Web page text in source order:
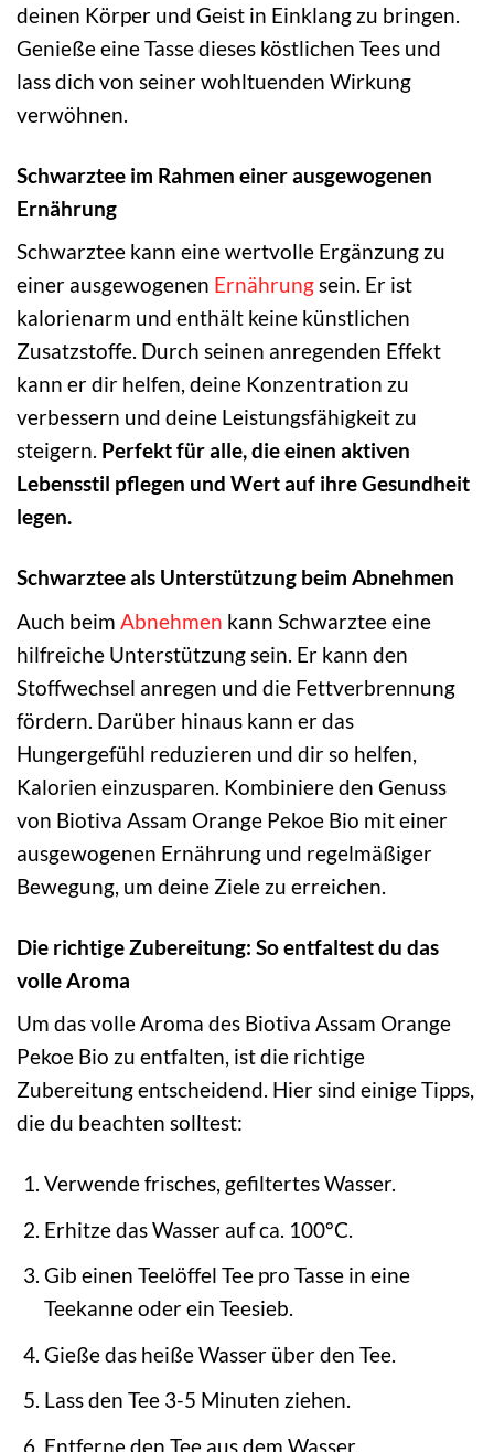
deinen Körper und Geist in Einklang zu bringen.
Genieße eine Tasse dieses köstlichen Tees und
lass dich von seiner wohltuenden Wirkung
verwöhnen.
Schwarztee im Rahmen einer ausgewogenen
Ernährung
Schwarztee kann eine wertvolle Ergänzung zu
einer ausgewogenen Ernährungsein. Er ist
kalorienarm und enthält keine künstlichen
Zusatzstoffe. Durch seinen anregenden Effekt
kann er dir helfen, deine Konzentration zu
verbessern und deine Leistungsfähigkeit zu
steigern. Perfekt für alle, die einen aktiven
Lebensstil pflegen und Wert auf ihre Gesundheit
legen.
Schwarztee als Unterstützung beim Abnehmen
Auch beim Abnehmen kann Schwarztee eine
hilfreiche Unterstützung sein. Er kann den
Stoffwechsel anregen und die Fettverbrennung
fördern. Darüber hinaus kann er das
Hungergefühl reduzieren und dir so helfen,
Kalorien einzusparen. Kombiniere den Genuss
von Biotiva Assam Orange Pekoe Bio mit einer
ausgewogenen Ernährung und regelmäßiger
Bewegung, um deine Ziele zu erreichen.
Die richtige Zubereitung: So entfaltest du das
volle Aroma
Um das volle Aroma des Biotiva Assam Orange
Pekoe Bio zu entfalten, ist die richtige
Zubereitung entscheidend. Hier sind einige Tipps,
die du beachten solltest:
Verwende frisches, gefiltertes Wasser.
Erhitze das Wasser auf ca. 100°C.
Gib einen Teelöffel Tee pro Tasse in eine
Teekanne oder ein Teesieb.
Gieße das heiße Wasser über den Tee.
Lass den Tee 3-5 Minuten ziehen.
Entferne den Tee aus dem Wasser.